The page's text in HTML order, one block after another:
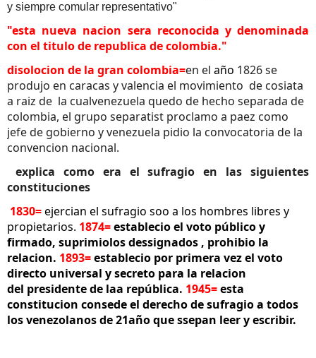
y siempre comular representativo"
"esta nueva nacion sera reconocida y denominada
con el titulo de republica de colombia."
disolocion de la gran colombia=en el año 1826 se
produjo en caracas y valencia el movimiento de cosiata
a raiz de la cualvenezuela quedo de hecho separada de
colombia, el grupo separatist proclamo a paez como
jefe de gobierno y venezuela pidio la convocatoria de la
convencion nacional.
explica como era el sufragio en las siguientes
constituciones
1830=ejercian el sufragio soo a los hombres libres y
propietarios. 1874=establecio el voto público y
firmado, suprimiolos dessignados , prohibio la
relacion. 1893=establecio por primera vez el voto
directo universal y secreto para la relacion
del presidente de laa república. 1945=esta
constitucion consede el derecho de sufragio a todos
los venezolanos de 21año que ssepan leer y escribir.